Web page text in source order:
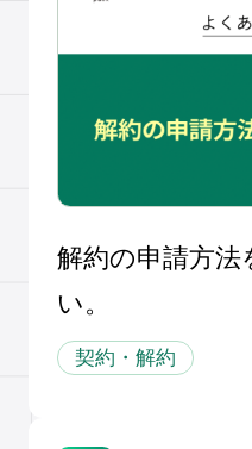
解約の申請方法
い。
契約・解約